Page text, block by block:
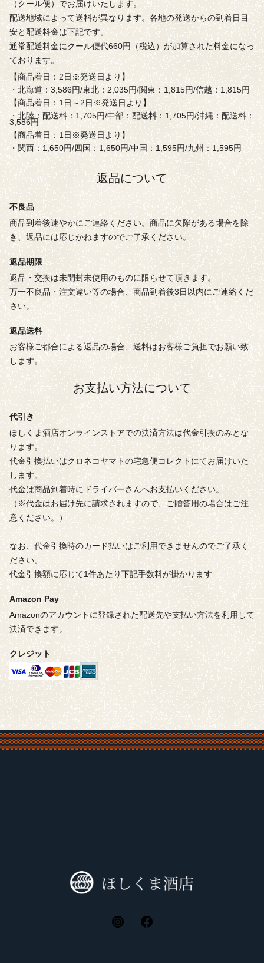
（クール便）でお届けいたします。
配送地域によって送料が異なります。各地の発送からの到着日目
安と配送料金は下記です。
通常配送料金にクール便代660円（税込）が加算された料金になっ
ております。
【商品着日：2日※発送日より】
・北海道：3,586円/東北：2,035円/関東：1,815円/信越：1,815円
【商品着日：1日～2日※発送日より】
・北陸：配送料：1,705円/中部：配送料：1,705円/沖縄：配送料：
3,586円
【商品着日：1日※発送日より】
・関西：1,650円/四国：1,650円/中国：1,595円/九州：1,595円
返品について
不良品
商品到着後速やかにご連絡ください。商品に欠陥がある場合を除
き、返品には応じかねますのでご了承ください。
返品期限
返品・交換は未開封未使用のものに限らせて頂きます。
万一不良品・注文違い等の場合、商品到着後3日以内にご連絡くだ
さい。
返品送料
お客様ご都合による返品の場合、送料はお客様ご負担でお願い致
します。
お支払い方法について
代引き
ほしくま酒店オンラインストアでの決済方法は代金引換のみとな
ります。
代金引換払いはクロネコヤマトの宅急便コレクトにてお届けいた
します。
代金は商品到着時にドライバーさんへお支払いください。
（※代金はお届け先に請求されますので、ご贈答用の場合はご注
意ください。）
なお、代金引換時のカード払いはご利用できませんのでご了承く
ださい。
代金引換額に応じて1件あたり下記手数料が掛かります
Amazon Pay
Amazonのアカウントに登録された配送先や支払い方法を利用して
決済できます。
クレジット